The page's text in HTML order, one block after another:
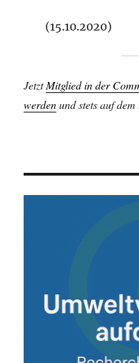
(15.10.2020)
JetztMitglied in der
werdenund stets auf